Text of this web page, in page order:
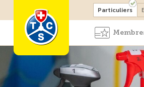
Devenir membre
Particuliers